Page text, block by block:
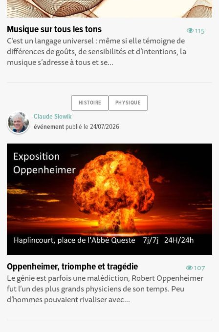
115
Musique sur tous les tons
C’est un langage universel : même si elle témoigne de
différences de goûts, de sensibilités et d’intentions, la
musique s’adresse à tous et se...
HISTOIRE PHYSIQUE
Claude Slowik
événement publié le24/07/2026
107
Oppenheimer, triomphe et tragédie
Le génie est parfois une malédiction, Robert Oppenheimer
fut l’un des plus grands physiciens de son temps. Peu
d’hommes pouvaient rivaliser avec...